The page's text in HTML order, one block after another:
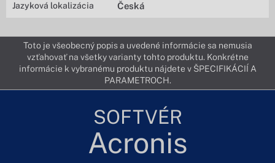
Jazyková lokalizácia Česká
Toto je všeobecný popis a uvedené informácie sa nemusia
vzťahovať na všetky varianty tohto produktu. Konkrétne
informácie k vybranému produktu nájdete v ŠPECIFIKÁCIÍ A
PARAMETROCH.
SOFTVÉR
Acronis